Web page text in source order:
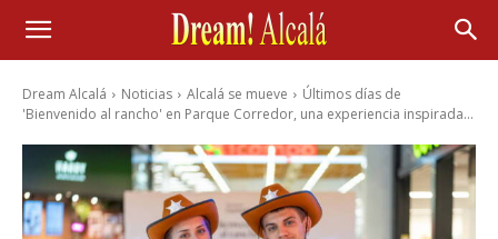
Dream Alcalá Noticias Alcalá se mueve
Últimos días de
'Bienvenido al rancho' en Parque Corredor, una experiencia inspirada...